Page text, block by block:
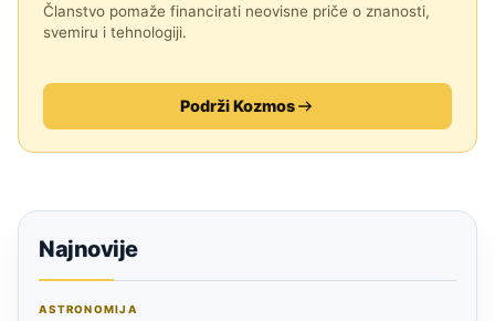
Članstvo pomaže financirati neovisne priče o znanosti,
svemiru i tehnologiji.
Podrži Kozmos
Najnovije
ASTRONOMIJA